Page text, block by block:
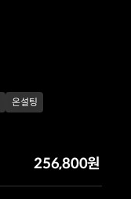
온설팅
256,800원